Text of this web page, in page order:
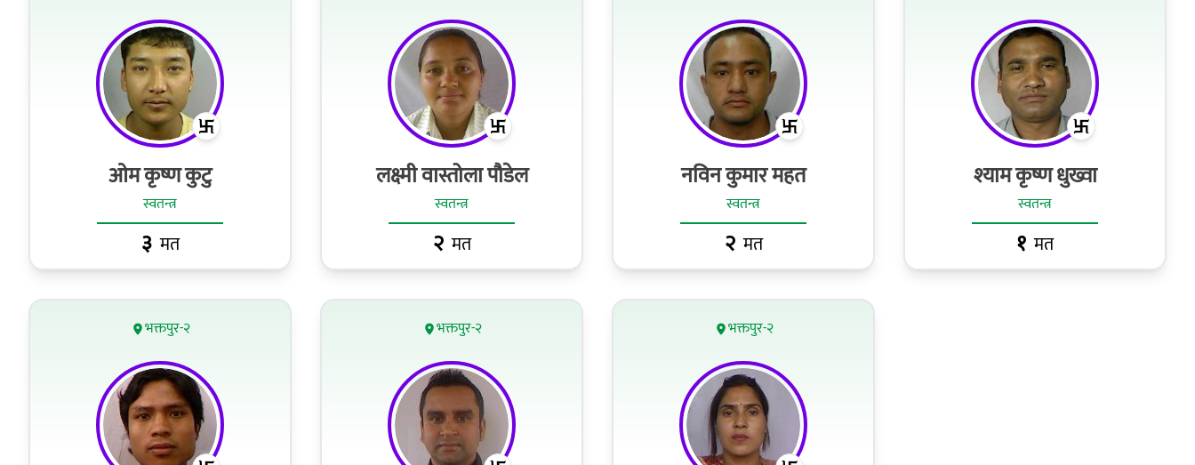
ओम कृष्ण कुटु
स्वतन्त्र
३ मत
लक्ष्मी वास्तोला पौडेल
स्वतन्त्र
२ मत
नविन कुमार महत
स्वतन्त्र
२ मत
श्याम कृष्ण धुख्वा
स्वतन्त्र
१ मत
भक्तपुर-२ भक्तपुर-२ भक्तपुर-२